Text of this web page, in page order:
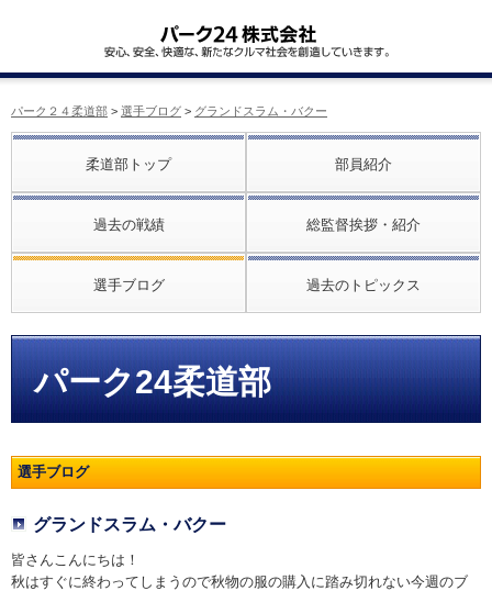
パーク２４柔道部 > 選手ブログ > グランドスラム・バクー
柔道部トップ 部員紹介
過去の戦績 総監督挨拶・紹介
選手ブログ 過去のトピックス
パーク24柔道部
選手ブログ
グランドスラム・バクー
皆さんこんにちは！
秋はすぐに終わってしまうので秋物の服の購入に踏み切れない今週のブ